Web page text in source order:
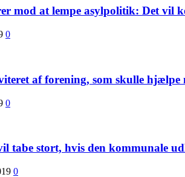
mod at lempe asylpolitik: Det vil
0
af forening, som skulle hjælpe
0
tabe stort, hvis den kommunale
0